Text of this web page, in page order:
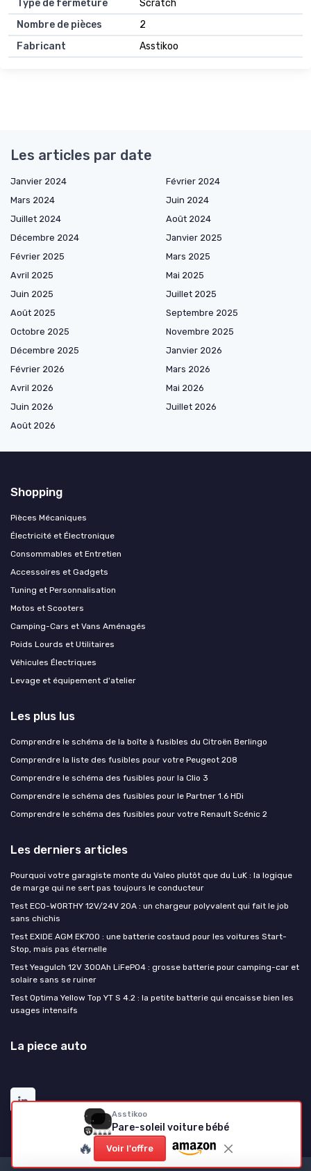
Type de fermeture
Scratch
Nombre de pièces
2
Fabricant
Asstikoo
Asstikoo
Pare-soleil voiture bébé
🔥 Voir l'offre
Les articles par date
Janvier 2024
Février 2024
Mars 2024
Juin 2024
Juillet 2024
Août 2024
Décembre 2024
Janvier 2025
Février 2025
Mars 2025
Avril 2025
Mai 2025
Juin 2025
Juillet 2025
Août 2025
Septembre 2025
Octobre 2025
Novembre 2025
Décembre 2025
Janvier 2026
Février 2026
Mars 2026
Avril 2026
Mai 2026
Juin 2026
Juillet 2026
Août 2026
Shopping
Pièces Mécaniques
Électricité et Électronique
Consommables et Entretien
Accessoires et Gadgets
Tuning et Personnalisation
Motos et Scooters
Camping-Cars et Vans Aménagés
Poids Lourds et Utilitaires
Véhicules Électriques
Levage et équipement d'atelier
Les plus lus
Comprendre le schéma de la boîte à fusibles du Citroën Berlingo
Comprendre la liste des fusibles pour votre Peugeot 208
Comprendre le schéma des fusibles pour la Clio 3
Comprendre le schéma des fusibles pour le Partner 1.6 HDi
Comprendre le schéma des fusibles pour votre Renault Scénic 2
Les derniers articles
Pourquoi votre garagiste monte du Valeo plutôt que du LuK : la logique
de marge qui ne sert pas toujours le conducteur
Test ECO-WORTHY 12V/24V 20A : un chargeur polyvalent qui fait le job
sans chichis
Test EXIDE AGM EK700 : une batterie costaud pour les voitures Start-
Stop, mais pas éternelle
Test Yeagulch 12V 300Ah LiFePO4 : grosse batterie pour camping-car et
solaire sans se ruiner
Test Optima Yellow Top YT S 4.2 : la petite batterie qui encaisse bien les
usages intensifs
La piece auto